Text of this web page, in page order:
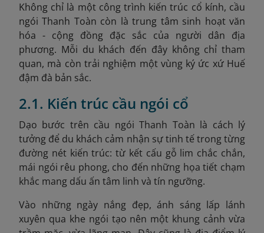
Không chỉ là một công trình kiến trúc cổ kính, cầu
ngói Thanh Toàn còn là trung tâm sinh hoạt văn
hóa - cộng đồng đặc sắc của người dân địa
phương. Mỗi du khách đến đây không chỉ tham
quan, mà còn trải nghiệm một vùng ký ức xứ Huế
đậm đà bản sắc.
2.1. Kiến trúc cầu ngói cổ
Dạo bước trên cầu ngói Thanh Toàn là cách lý
tưởng để du khách cảm nhận sự tinh tế trong từng
đường nét kiến trúc: từ kết cấu gỗ lim chắc chắn,
mái ngói rêu phong, cho đến những họa tiết chạm
khắc mang dấu ấn tâm linh và tín ngưỡng.
Vào những ngày nắng đẹp, ánh sáng lấp lánh
xuyên qua khe ngói tạo nên một khung cảnh vừa